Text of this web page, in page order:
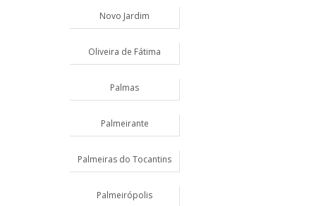
Novo Jardim
Oliveira de Fátima
Palmas
Palmeirante
Palmeiras do Tocantins
Palmeirópolis